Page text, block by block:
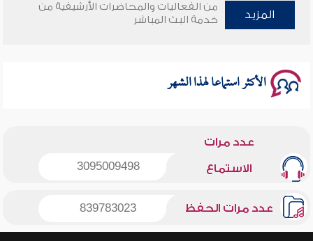
وأمنهم من خوف 9
المزيد
من الفعاليات والمحاضرات الأرشيفية من
خدمة البث المباشر
الأكثر استماعا لهذا الشهر
عدد مرات
الاستماع 3095009498
عدد مرات الحفظ 839783023